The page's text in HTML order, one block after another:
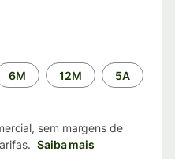
6M 12M 5A
sem margens de
Saiba mais